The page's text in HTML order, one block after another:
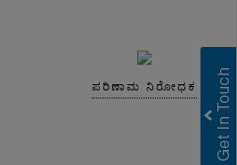
ಪರಿಣಾಮ ನಿರೋಧಕ